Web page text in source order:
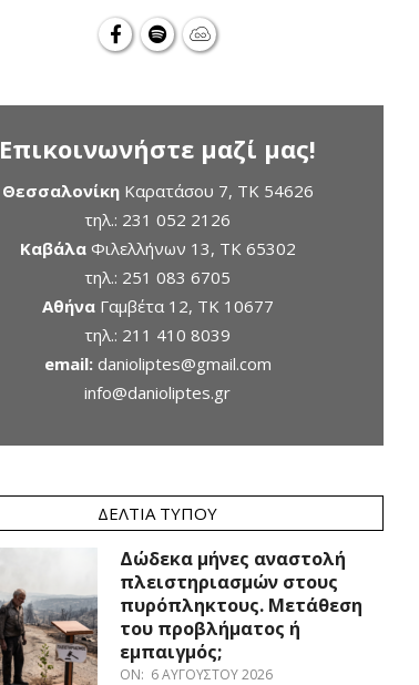
Επικοινωνήστε μαζί μας!
ΘεσσαλονίκηΚαρατάσου 7, TK 54626
τηλ.: 231 052 2126
ΚαβάλαΦιλελλήνων 13, ΤΚ 65302
τηλ.: 251 083 6705
ΑθήναΓαμβέτα 12, ΤΚ 10677
τηλ.: 211 410 8039
email: danioliptes@gmail.com
info@danioliptes.gr
ΔΕΛΤΊΑ ΤΎΠΟΥ
Δώδεκα μήνες αναστολή
πλειστηριασμών στους
πυρόπληκτους. Μετάθεση
του προβλήματος ή
εμπαιγμός;
ON: 6 ΑΥΓΟΎΣΤΟΥ 2026